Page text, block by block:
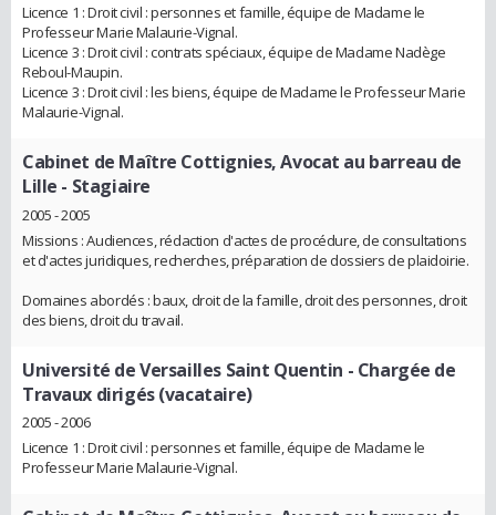
Licence 1 : Droit civil : personnes et famille, équipe de Madame le
Professeur Marie Malaurie-Vignal.
Licence 3 : Droit civil : contrats spéciaux, équipe de Madame Nadège
Reboul-Maupin.
Licence 3 : Droit civil : les biens, équipe de Madame le Professeur Marie
Malaurie-Vignal.
Cabinet de Maître Cottignies, Avocat au barreau de
Lille - Stagiaire
2005 - 2005
Missions : Audiences, rédaction d'actes de procédure, de consultations
et d'actes juridiques, recherches, préparation de dossiers de plaidoirie.
Domaines abordés : baux, droit de la famille, droit des personnes, droit
des biens, droit du travail.
Université de Versailles Saint Quentin - Chargée de
Travaux dirigés (vacataire)
2005 - 2006
Licence 1 : Droit civil : personnes et famille, équipe de Madame le
Professeur Marie Malaurie-Vignal.